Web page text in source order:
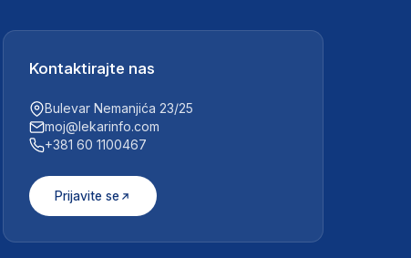
Kontaktirajte nas
Bulevar Nemanjića 23/25
moj@lekarinfo.com
+381 60 1100467
Prijavite se